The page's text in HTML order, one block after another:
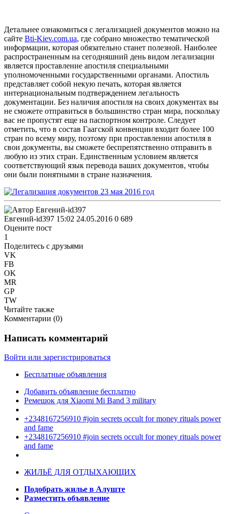
Детальнее ознакомиться с легализацией документов можно на
сайте Bti-Kiev.com.ua, где собрано множество тематической
информации, которая обязательно станет полезной. Наиболее
распространенным на сегодняшний день видом легализации
является проставление апостиля специальными
уполномоченными государственными органами. Апостиль
представляет собой некую печать, которая является
интернациональным подтверждением легальность
документации. Без наличия апостиля на своих документах вы
не сможете отправиться в большинство стран мира, поскольку
вас не пропустят еще на паспортном контроле. Следует
отметить, что в состав Гаагской конвенции входит более 100
стран по всему миру, поэтому при проставлении апостиля в
свои документы, вы сможете беспрепятственно отправить в
любую из этих стран. Единственным условием является
соответствующий язык перевода ваших документов, чтобы
они были понятными в стране назначения.
Евгений-id397 15:02 24.05.2016 0 689
Оцените пост
1
Поделитесь с друзьями
VK
FB
OK
MR
GP
TW
Читайте также
Комментарии (0)
Написать комментарий
Войти или зарегистрироваться
Бесплатные объявления
Добавить объявление бесплатно
Ремешок для Xiaomi Mi Band 3 military
+2348167256910 #join secrets occult for money rituals power
and fame
+2348167256910 #join secrets occult for money rituals power
and fame
ЖИЛЬЁ ДЛЯ ОТДЫХАЮЩИХ
Подобрать жилье в Алуште
Разместить объявление